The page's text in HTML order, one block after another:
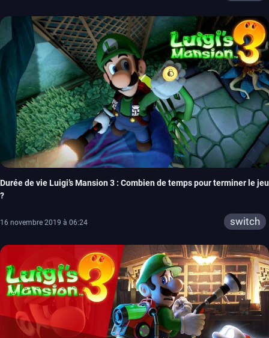
Durée de vie Luigi’s Mansion 3 : Combien de temps pour terminer le jeu
?
16 novembre 2019 à 06:24 switch